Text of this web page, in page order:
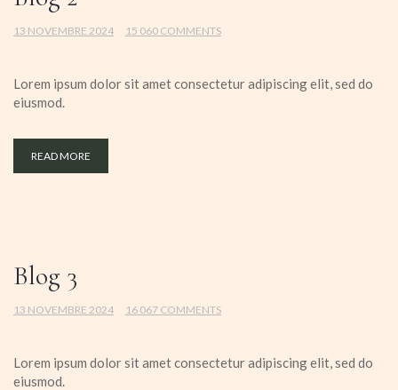
13 NOVEMBRE 2024 15 060 COMMENTS
Lorem ipsum dolor sit amet consectetur adipiscing elit, sed do
eiusmod.
READ MORE
Blog 3
13 NOVEMBRE 2024 16 067 COMMENTS
Lorem ipsum dolor sit amet consectetur adipiscing elit, sed do
eiusmod.